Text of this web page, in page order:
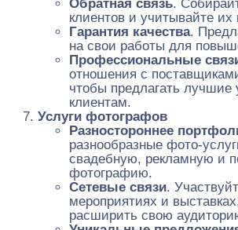
Обратная связь.
клиентов и учитывайте их
Гарантия качества.
на свои работы для
Профессиональные
отношения с
чтобы предлагать лучшие
клиентам.
Услуги фотографов
Разностороннее
разнообразные фото-
свадебную, рекламную и
фотографию.
Сетевые связи.
мероприятиях и
расширить свою